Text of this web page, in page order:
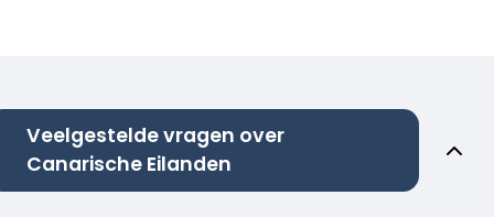
Veelgestelde vragen over
Canarische Eilanden